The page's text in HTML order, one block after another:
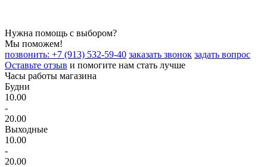
Нужна помощь с выбором?
Мы поможем!
позвонить: +7 (913) 532-59-40 заказать звонок задать вопрос
Оставьте отзыв и помогите нам стать лучше
Часы работы магазина
Будни
10.00
-
20.00
Выходные
10.00
-
20.00